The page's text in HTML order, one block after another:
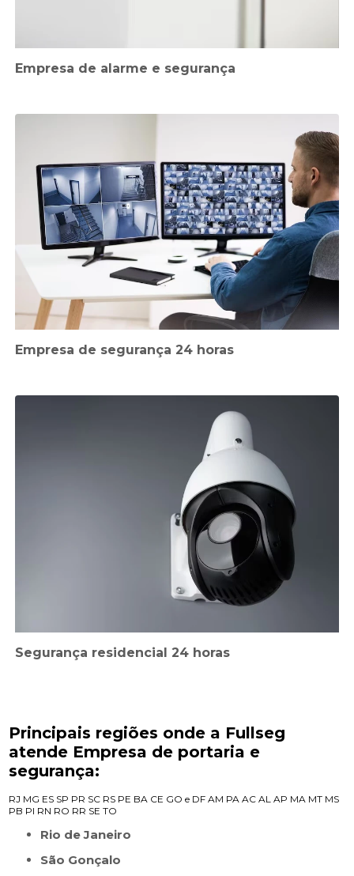
Empresa de alarme e segurança
Empresa de segurança 24 horas
Segurança residencial 24 horas
Principais regiões onde a Fullseg
atende Empresa de portaria e
segurança:
RJ MG ES SP PR SC RS PE BA CE GO e DF AM PA AC AL AP MA MT MS
PB PI RN RO RR SE TO
Rio de Janeiro
São Gonçalo